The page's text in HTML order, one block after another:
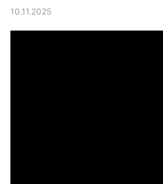
10.11.2025